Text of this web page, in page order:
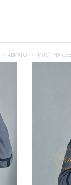
АВИАТОР - ПИЛОТ НА